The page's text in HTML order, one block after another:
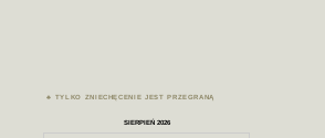
TYLKO ZNIECHĘCENIE JEST PRZEGRANĄ
SIERPIEŃ 2026